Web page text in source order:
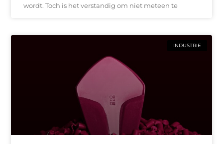
wordt. Toch is het verstandig om niet meteen te
INDUSTRIE